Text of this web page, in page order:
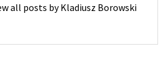
all posts by Kladiusz Borowski